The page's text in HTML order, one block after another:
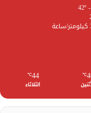
℃
44
℃
الثلاثاء